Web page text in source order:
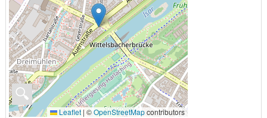
🔍
Leaflet | ©OpenStreetMapcontributors